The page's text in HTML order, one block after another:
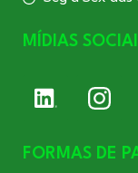
MÍDIAS
FORMAS DE